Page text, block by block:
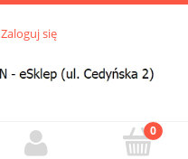
Zaloguj się